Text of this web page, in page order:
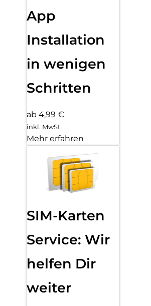
App
Installation
in wenigen
Schritten
ab 4,99 €
inkl. MwSt.
Mehr erfahren
SIM-Karten
Service: Wir
helfen Dir
weiter